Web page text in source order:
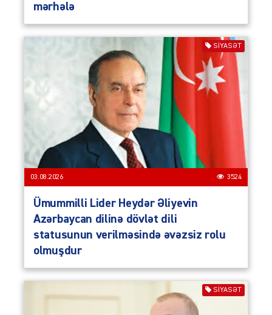
mərhələ
SIYASƏT
03.08.2026 3524
Ümummilli Lider Heydər Əliyevin
Azərbaycan dilinə dövlət dili
statusunun verilməsində əvəzsiz rolu
olmuşdur
SIYASƏT